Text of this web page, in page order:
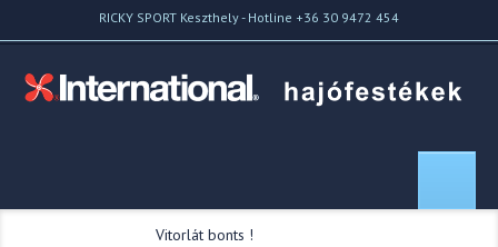
RICKY SPORT Keszthely - Hotline +36 30 9472 454
Vitorlát bonts !